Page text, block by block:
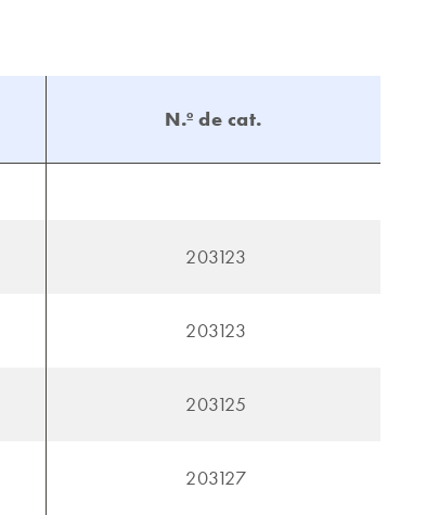
N.º de cat.
203123
203123
203125
203127